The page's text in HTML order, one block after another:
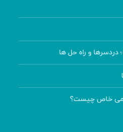
دردسرها و راه حل ها
خاص چیست؟